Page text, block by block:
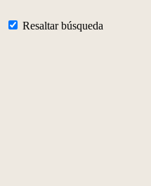
Resaltar búsqueda